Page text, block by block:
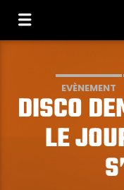
EVÈNEMENT
DISCO
LE